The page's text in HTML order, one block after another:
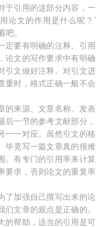
于引用的这部分内容，一
论文的作用是什么呢？
吧。
定要有明确的注释。引
论文的写作要求中有明
引文做好注释。对引文
重时，格式正确一般不
的来源、文章名称、发
后一节的参考文献部分
一一对应。虽然引文的
毕竟写一篇文章真的很
。有专门的引用率来计
要求，否则论文的重复
了加强自己撰写出来的论
们文章的观点是正确的
的帮助，适当的引用是